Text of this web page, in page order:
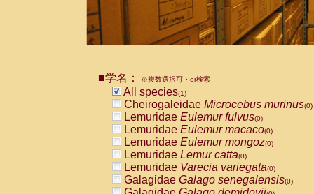
■学名： ※複数選択可・or検索
All species(1)
Cheirogaleidae Microcebus murinus(0)
Lemuridae Eulemur fulvus(0)
Lemuridae Eulemur macaco(0)
Lemuridae Eulemur mongoz(0)
Lemuridae Lemur catta(0)
Lemuridae Varecia variegata(0)
Galagidae Galago senegalensis(0)